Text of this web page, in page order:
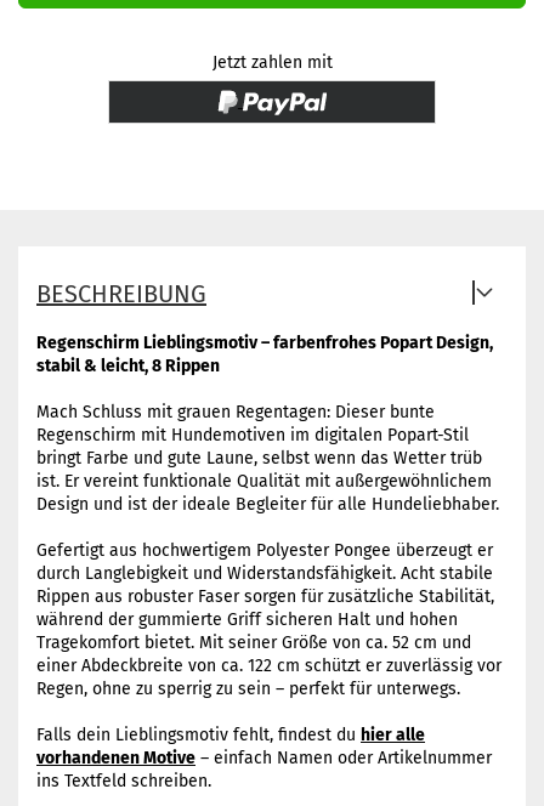
Jetzt zahlen mit
BESCHREIBUNG
Regenschirm Lieblingsmotiv – farbenfrohes Popart Design,
stabil & leicht, 8 Rippen
Mach Schluss mit grauen Regentagen: Dieser bunte
Regenschirm mit Hundemotiven im digitalen Popart-Stil
bringt Farbe und gute Laune, selbst wenn das Wetter trüb
ist. Er vereint funktionale Qualität mit außergewöhnlichem
Design und ist der ideale Begleiter für alle Hundeliebhaber.
Gefertigt aus hochwertigem Polyester Pongee überzeugt er
durch Langlebigkeit und Widerstandsfähigkeit. Acht stabile
Rippen aus robuster Faser sorgen für zusätzliche Stabilität,
während der gummierte Griff sicheren Halt und hohen
Tragekomfort bietet. Mit seiner Größe von ca. 52 cm und
einer Abdeckbreite von ca. 122 cm schützt er zuverlässig vor
Regen, ohne zu sperrig zu sein – perfekt für unterwegs.
Falls dein Lieblingsmotiv fehlt, findest du hier alle
vorhandenen Motive – einfach Namen oder Artikelnummer
ins Textfeld schreiben.